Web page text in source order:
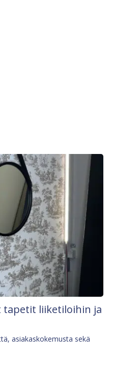
tapetit liiketiloihin ja
asiakaskokemusta sekä